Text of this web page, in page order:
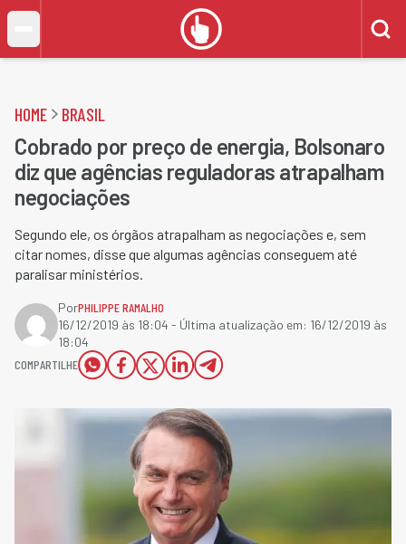
HOME BRASIL
Cobrado por preço de energia, Bolsonaro
diz que agências reguladoras atrapalham
negociações
Segundo ele, os órgãos atrapalham as negociações e, sem
citar nomes, disse que algumas agências conseguem até
paralisar ministérios.
PorPHILIPPE RAMALHO
16/12/2019 às 18:04 - Última atualização em: 16/12/2019 às
18:04
COMPARTILHE